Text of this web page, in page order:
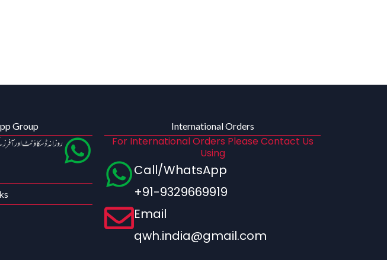
Group
روزانہ ڈسکاؤنٹ اور
International Orders
For International Orders Please Contact Us
Using
Call/WhatsApp
+91-9329669919
Email
qwh.india@gmail.com